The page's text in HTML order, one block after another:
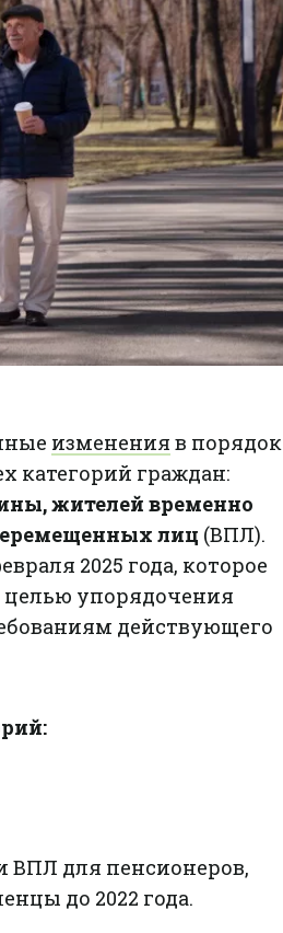
изменения в порядок
категорий граждан:
жителей временно
лиц (ВПЛ).
2025 года, которое
целью упорядочения
действующего
ВПЛ для пенсионеров,
до 2022 года.